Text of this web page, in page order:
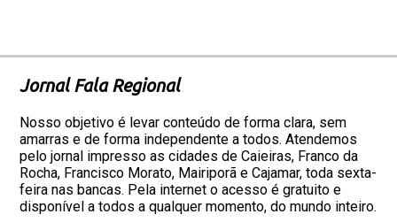
Jornal Fala Regional
Nosso objetivo é levar conteúdo de forma clara, sem
amarras e de forma independente a todos. Atendemos
pelo jornal impresso as cidades de Caieiras, Franco da
Rocha, Francisco Morato, Mairiporã e Cajamar, toda sexta-
feira nas bancas. Pela internet o acesso é gratuito e
disponível a todos a qualquer momento, do mundo inteiro.